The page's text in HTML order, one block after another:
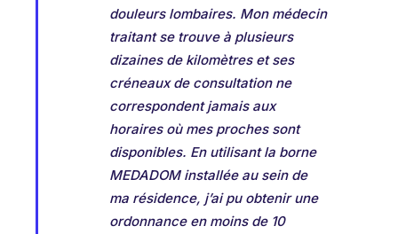
douleurs lombaires. Mon médecin
traitant se trouve à plusieurs
dizaines de kilomètres et ses
créneaux de consultation ne
correspondent jamais aux
horaires où mes proches sont
disponibles. En utilisant la borne
MEDADOM installée au sein de
ma résidence, j’ai pu obtenir une
ordonnance en moins de 10